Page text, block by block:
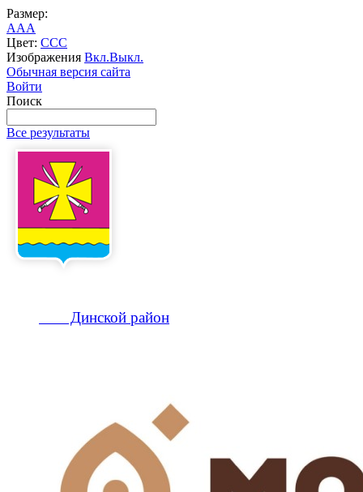
Размер:
AAA
Цвет: CCC
Изображения Вкл.Выкл.
Обычная версия сайта
Войти
Поиск
Все результаты
Динской район